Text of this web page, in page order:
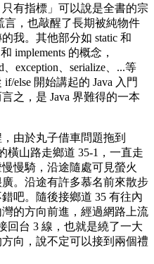
有指標」可以說是全書的宗
言，也敲醒了長期被純物件
我。其他部分如 static 和
implements 的概念，
exception、serialize、...等
else 開始講起的 Java 入門
之，是 Java 界難得的一本
由於丸子借車問題拖到
橫山路走鄉道 35-1，一直走
慢騎，沿途隨處可見螢火
。沿途有許多慕名前來散步
吧。隨後接鄉道 35 有往內
的方向前進，經過網路上流
回台 3 線，也就是繞了一大
向，說不定可以接到兩個禮